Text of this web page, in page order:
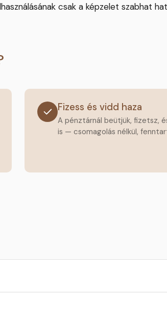
csak a képzelet szabhat
Fizess és vidd haza
A pénztárnál beütjük, fizetsz,
is — csomagolás nélkül,